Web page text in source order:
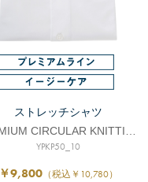
ストレッチシャツ
YPKP50_10
￥9,800（税込￥10,780）